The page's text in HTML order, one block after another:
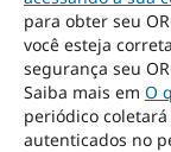
para obter seu
você esteja
segurança seu
Saiba mais em O
periódico
autenticados no